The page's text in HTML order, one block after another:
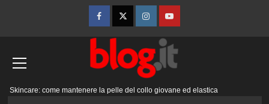
FacebookTwitterInstagramYouTube
Skincare: come mantenere la pelle del collo giovane ed elastica